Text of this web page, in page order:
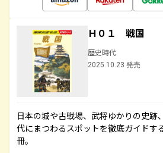
Ｈ０１ 戦国
歴史時代
2025.10.23 発売
日本の城や古戦場、武将ゆかりの史跡
代にまつわるスポットを徹底ガイドす
冊。